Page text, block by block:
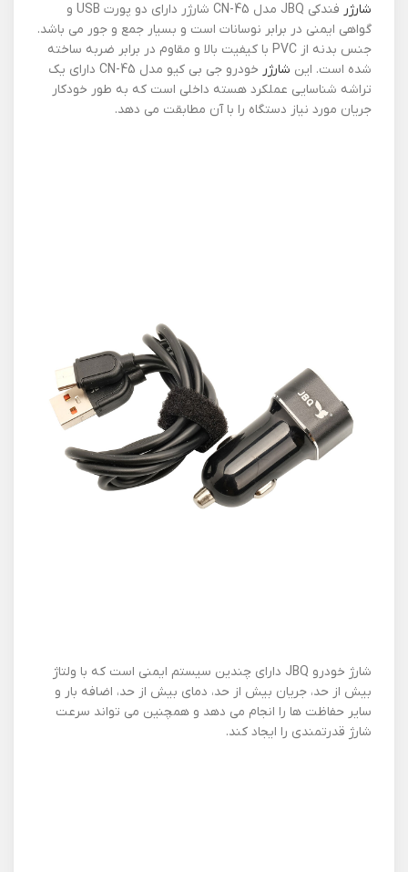
شارژر
فندکی JBQ مدل CN-45 شارژر دارای دو پورت USB و
گواهی ایمنی در برابر نوسانات است و بسیار جمع و جور می باشد.
جنس بدنه از PVC با کیفیت بالا و مقاوم در برابر ضربه ساخته
شده است. این شارژر
خودرو جی بی کیو مدل CN-45 دارای یک
تراشه شناسایی عملکرد هسته داخلی است که به طور خودکار
جریان مورد نیاز دستگاه را با آن مطابقت می دهد.
شارژ خودرو JBQ دارای چندین سیستم ایمنی است که با ولتاژ
بیش از حد، جریان بیش از حد، دمای بیش از حد، اضافه بار و
سایر حفاظت ها را انجام می دهد و همچنین می تواند سرعت
شارژ قدرتمندی را ایجاد کند.